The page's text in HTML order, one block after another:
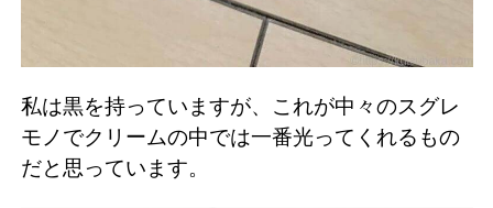
私は黒を持っていますが、これが中々のスグレ
モノでクリームの中では一番光ってくれるもの
だと思っています。